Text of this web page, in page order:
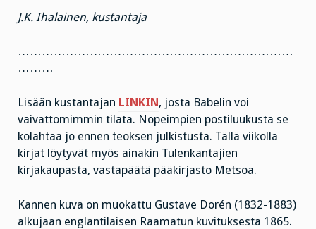
J.K. Ihalainen, kustantaja
……………………………………………………………
………
Lisään kustantajan LINKIN, josta Babelin voi
vaivattomimmin tilata. Nopeimpien postiluukusta se
kolahtaa jo ennen teoksen julkistusta. Tällä viikolla
kirjat löytyvät myös ainakin Tulenkantajien
kirjakaupasta, vastapäätä pääkirjasto Metsoa.
Kannen kuva on muokattu Gustave Dorén (1832-1883)
alkujaan englantilaisen Raamatun kuvituksesta 1865.